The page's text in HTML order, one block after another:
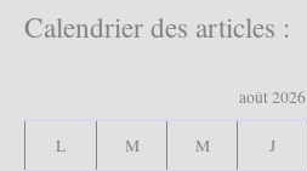
h
e
Calendrier des articles :
août 2026
L M M J